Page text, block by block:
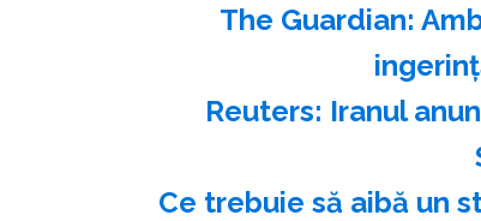
The Guardian:
Reuters: Iranul
Ce trebuie să aibă un